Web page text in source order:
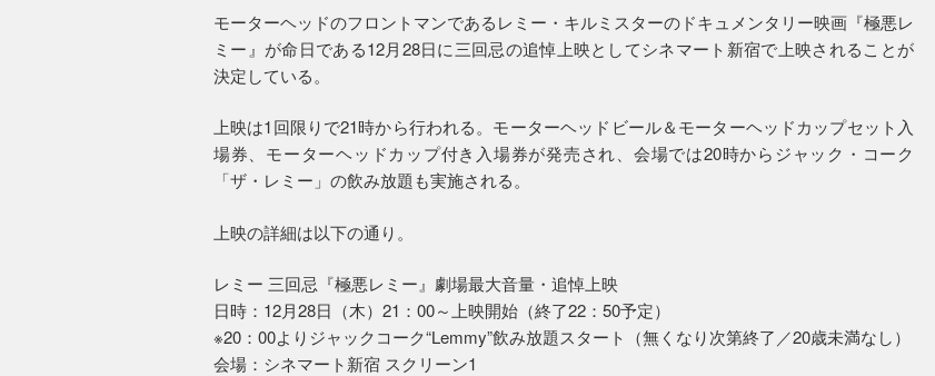
モーターヘッドのフロントマンであるレミー・キルミスターのドキュメンタリー映画『極悪レ
ミー』が命日である12月28日に三回忌の追悼上映としてシネマート新宿で上映されることが
決定している。
上映は1回限りで21時から行われる。モーターヘッドビール＆モーターヘッドカップセット入
場券、モーターヘッドカップ付き入場券が発売され、会場では20時からジャック・コーク
「ザ・レミー」の飲み放題も実施される。
上映の詳細は以下の通り。
レミー 三回忌『極悪レミー』劇場最大音量・追悼上映
日時：12月28日（木）21：00～上映開始（終了22：50予定）
※20：00よりジャックコーク“Lemmy”飲み放題スタート（無くなり次第終了／20歳未満なし）
会場：シネマート新宿 スクリーン1